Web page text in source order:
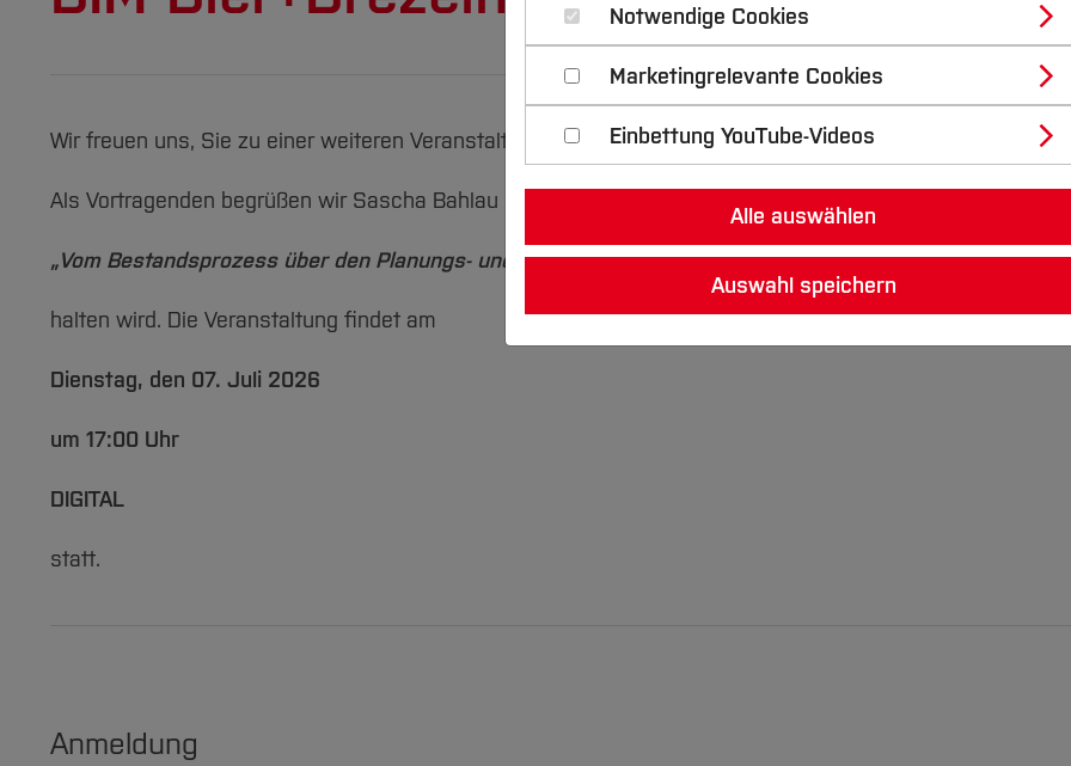
Wir freuen uns, Sie zu einer weiteren Veranstaltung unserer Vortragsreihe „BIM Bier+Brezeln“ einladen zu
Als Vortragenden begrüßen wir Sascha Bahlau der LOUPZ GmbH & Co. KG, welcher einen Vortrag zum
„Vom Bestandsprozess über den Planungs- und Umsetzungsprozess hin zum Asset-Information-Service-
halten wird. Die Veranstaltung findet am
Dienstag, den 07. Juli 2026
um 17:00 Uhr
DIGITAL
statt.
Anmeldung
Notwendige Cookies
Marketingrelevante Cookies
Einbettung YouTube-Videos
Alle auswählen
Auswahl speichern